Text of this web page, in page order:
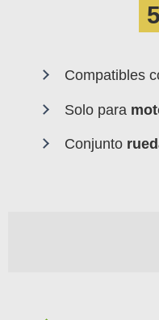
Compatibles
Solo para
Conjunto